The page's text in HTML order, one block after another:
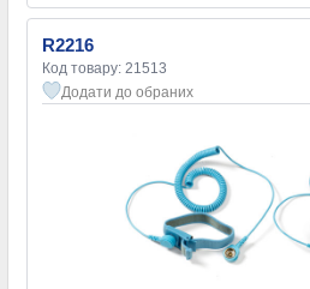
R2216
Код товару: 21513
Додати до обраних